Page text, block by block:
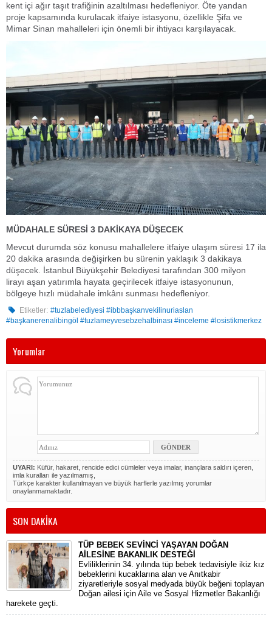
kent içi ağır taşıt trafiğinin azaltılması hedefleniyor. Öte yandan
proje kapsamında kurulacak itfaiye istasyonu, özellikle Şifa ve
Mimar Sinan mahalleleri için önemli bir ihtiyacı karşılayacak.
MÜDAHALE SÜRESİ 3 DAKİKAYA DÜŞECEK
Mevcut durumda söz konusu mahallelere itfaiye ulaşım süresi 17 ila
20 dakika arasında değişirken bu sürenin yaklaşık 3 dakikaya
düşecek. İstanbul Büyükşehir Belediyesi tarafından 300 milyon
lirayı aşan yatırımla hayata geçirilecek itfaiye istasyonunun,
bölgeye hızlı müdahale imkânı sunması hedefleniyor.
Etiketler: #tuzlabelediyesi #ibbbaşkanvekilinuriaslan
#başkanerenalibingöl #tuzlameyvesebzehalbinası #inceleme #losistikmerkez
Yorumlar
UYARI: Küfür, hakaret, rencide edici cümleler veya imalar, inançlara saldırı içeren,
imla kuralları ile yazılmamış,
Türkçe karakter kullanılmayan ve büyük harflerle yazılmış yorumlar
onaylanmamaktadır.
SON DAKİKA
TÜP BEBEK SEVİNCİ YAŞAYAN DOĞAN
AİLESİNE BAKANLIK DESTEĞİ
​Evliliklerinin 34. yılında tüp bebek tedavisiyle ikiz kız
bebeklerini kucaklarına alan ve Anıtkabir
ziyaretleriyle sosyal medyada büyük beğeni toplayan
Doğan ailesi için Aile ve Sosyal Hizmetler Bakanlığı
harekete geçti.